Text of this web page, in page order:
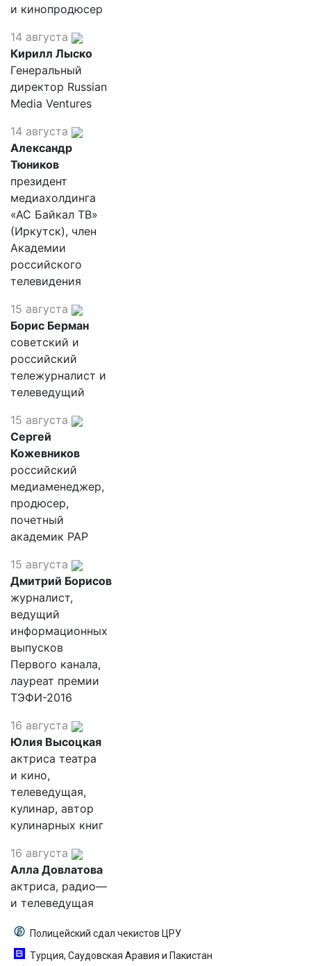
и кинопродюсер
14 августа
Кирилл Лыско
Генеральный
директор Russian
Media Ventures
14 августа
Александр
Тюников
президент
медиахолдинга
«АС Байкал ТВ»
(Иркутск), член
Академии
российского
телевидения
15 августа
Борис Берман
советский и
российский
тележурналист и
телеведущий
15 августа
Сергей
Кожевников
российский
медиаменеджер,
продюсер,
почетный
академик РАР
15 августа
Дмитрий Борисов
журналист,
ведущий
информационных
выпусков
Первого канала,
лауреат премии
ТЭФИ-2016
16 августа
Юлия Высоцкая
актриса театра
и кино,
телеведущая,
кулинар, автор
кулинарных книг
16 августа
Алла Довлатова
актриса, радио—
и телеведущая
Полицейский сдал чекистов ЦРУ
Турция, Саудовская Аравия и Пакистан